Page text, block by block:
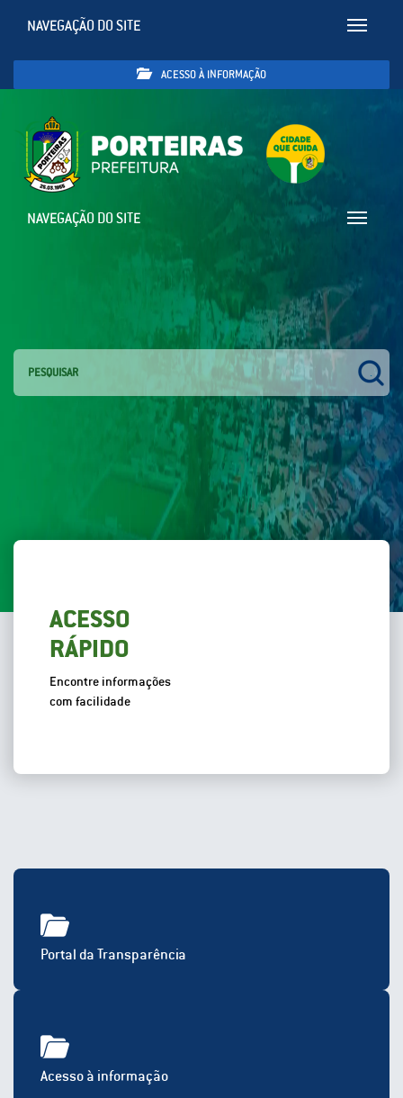
Toggle
NAVEGAÇÃO DO SITE
ACESSO À INFORMAÇÃO
Toggle
NAVEGAÇÃO DO SITE
ACESSO
RÁPIDO
Encontre informações
com facilidade
Portal da Transparência
Acesso à informação